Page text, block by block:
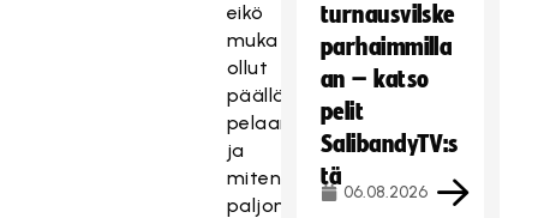
eikö
muka
ollut
päällä
pelaaminen
ja
miten
paljon
turnausvilske
parhaimmilla
an – katso
pelit
SalibandyTV:s
tä
06.08.2026